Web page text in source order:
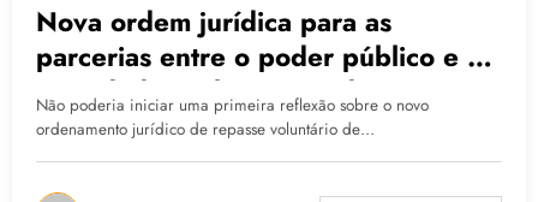
Nova ordem jurídica para as
parcerias entre o poder público e a
sociedade civil organizada – Parte I
Não poderia iniciar uma primeira reflexão sobre o novo
ordenamento jurídico de repasse voluntário de…